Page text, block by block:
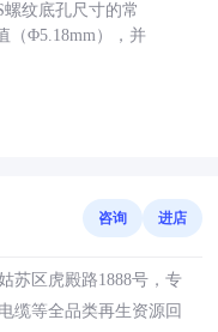
螺纹底孔尺寸的常
（Φ5.18mm），并
咨询 进店
苏区虎殿路1888号，专
缆等全品类再生资源回